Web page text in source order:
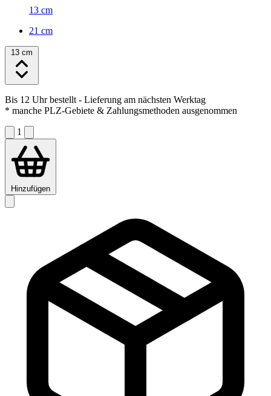
13 cm
21 cm
13 cm
Bis 12 Uhr bestellt- Lieferung am nächsten Werktag
* manche PLZ-Gebiete & Zahlungsmethoden ausgenommen
1
Hinzufügen